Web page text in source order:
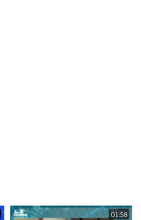
01:58